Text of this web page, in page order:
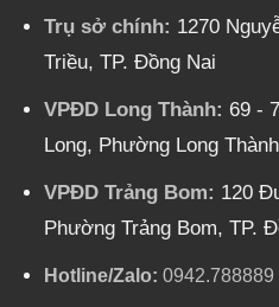
Trụ sở chính: 1270
Triều, TP. Đồng Nai
VPĐD Long Thành: 69 -
Long, Phường Long
VPĐD Trảng Bom: 120
Phường Trảng Bom, TP.
Hotline/Zalo: 0942.788889